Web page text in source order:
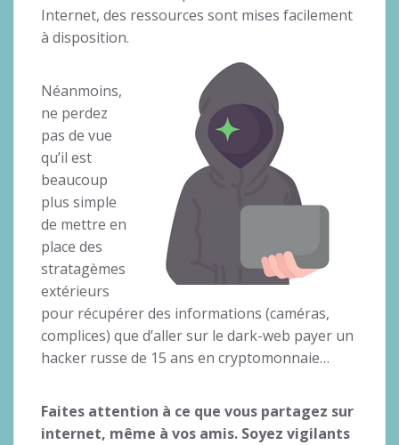
Internet, des ressources sont mises facilement
à disposition.
Néanmoins,
ne perdez
pas de vue
qu’il est
beaucoup
plus simple
de mettre en
place des
stratagèmes
extérieurs
pour récupérer des informations (caméras,
complices) que d’aller sur le dark-web payer un
hacker russe de 15 ans en cryptomonnaie…
Faites attention à ce que vous partagez sur
internet, même à vos amis. Soyez vigilants